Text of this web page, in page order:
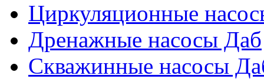
Циркуляционные
Дренажные насосы Даб
Скважинные насосы